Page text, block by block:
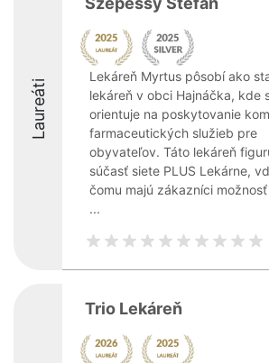
Laureáti
Lekáreň Myrtus pôsobí ako
lekáreň v obci Hajnáčka, kde
orientuje na poskytovanie
farmaceutických služieb pre
obyvateľov. Táto lekáreň
súčasť siete PLUS Lekárne,
čomu majú zákazníci
...
Trio Lekáreň